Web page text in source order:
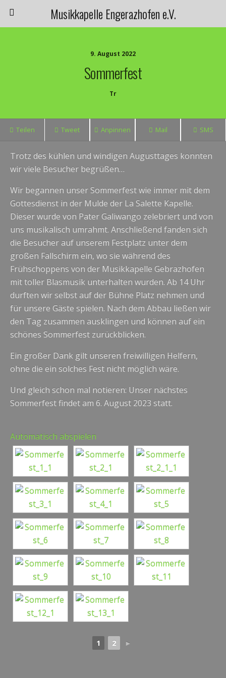
Musikkapelle Engerazhofen e.V.
9. August 2022
Sommerfest
Tr
Teilen Tweet Anpinnen Mail SMS
Trotz des kühlen und windigen Augusttages konnten
wir viele Besucher begrüßen…
Wir begannen unser Sommerfest wie immer mit dem
Gottesdienst in der Mulde der La Salette Kapelle.
Dieser wurde von Pater Galiwango zelebriert und von
uns musikalisch umrahmt. Anschließend fanden sich
die Besucher auf unserem Festplatz unter dem
großen Fallschirm ein, wo sie während des
Frühschoppens von der Musikkapelle Gebrazhofen
mit toller Blasmusik unterhalten wurden. Ab 14 Uhr
durften wir selbst auf der Bühne Platz nehmen und
für unsere Gäste spielen. Nach dem Abbau ließen wir
den Tag zusammen ausklingen und können auf ein
schönes Sommerfest zurückblicken.
Ein großer Dank gilt unseren freiwilligen Helfern,
ohne die ein solches Fest nicht möglich wäre.
Und gleich schon mal notieren: Unser nächstes
Sommerfest findet am 6. August 2023 statt.
Automatisch abspielen
1 2 ►